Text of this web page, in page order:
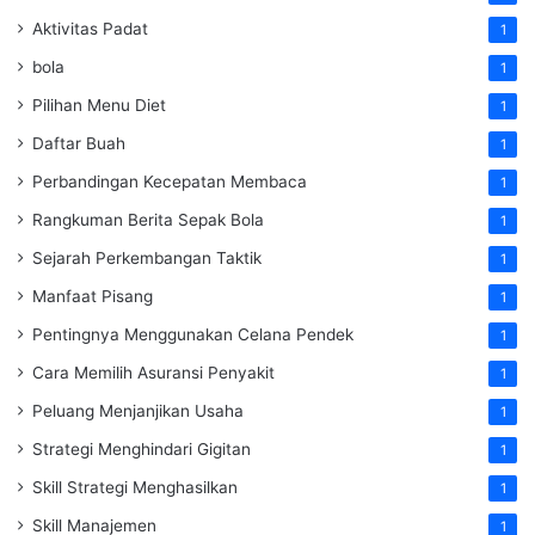
Aktivitas Padat 1
bola 1
Pilihan Menu Diet 1
Daftar Buah 1
Perbandingan Kecepatan Membaca 1
Rangkuman Berita Sepak Bola 1
Sejarah Perkembangan Taktik 1
Manfaat Pisang 1
Pentingnya Menggunakan Celana Pendek 1
Cara Memilih Asuransi Penyakit 1
Peluang Menjanjikan Usaha 1
Strategi Menghindari Gigitan 1
Skill Strategi Menghasilkan 1
Skill Manajemen 1